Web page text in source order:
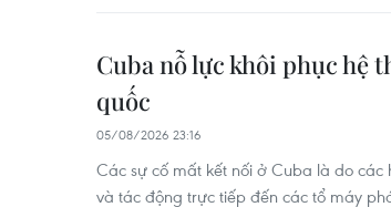
Cuba nỗ lực khôi phục hệ
quốc
05/08/2026 23:16
Các sự cố mất kết nối ở Cuba là do
và tác động trực tiếp đến các tổ máy